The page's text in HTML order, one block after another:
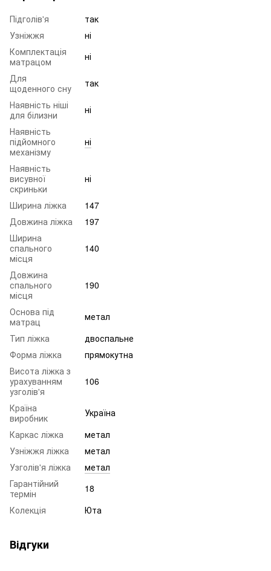
Підголів'я
так
Узніжжя
ні
Комплектація
матрацом
ні
Для
щоденного сну
так
Наявність ніші
для білизни
ні
Наявність
підйомного
механізму
ні
Наявність
висувної
скриньки
ні
Ширина ліжка
147
Довжина ліжка
197
Ширина
спального
місця
140
Довжина
спального
місця
190
Основа під
матрац
метал
Тип ліжка
двоспальне
Форма ліжка
прямокутна
Висота ліжка з
урахуванням
узголів'я
106
Країна
виробник
Україна
Каркас ліжка
метал
Узніжжя ліжка
метал
Узголів'я ліжка
метал
Гарантійний
термін
18
Колекція
Юта
Відгуки